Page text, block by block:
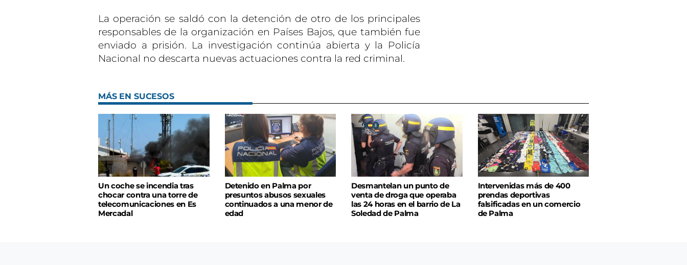
La operación se saldó con la detención de otro de los principales
responsables de la organización en Países Bajos, que también fue
enviado a prisión. La investigación continúa abierta y la Policía
Nacional no descarta nuevas actuaciones contra la red criminal.
MÁS EN SUCESOS
Un coche se incendia tras
chocar contra una torre de
telecomunicaciones en Es
Mercadal
Detenido en Palma por
presuntos abusos sexuales
continuados a una menor de
edad
Desmantelan un punto de
venta de droga que operaba
las 24 horas en el barrio de La
Soledad de Palma
Intervenidas más de 400
prendas deportivas
falsificadas en un comercio
de Palma